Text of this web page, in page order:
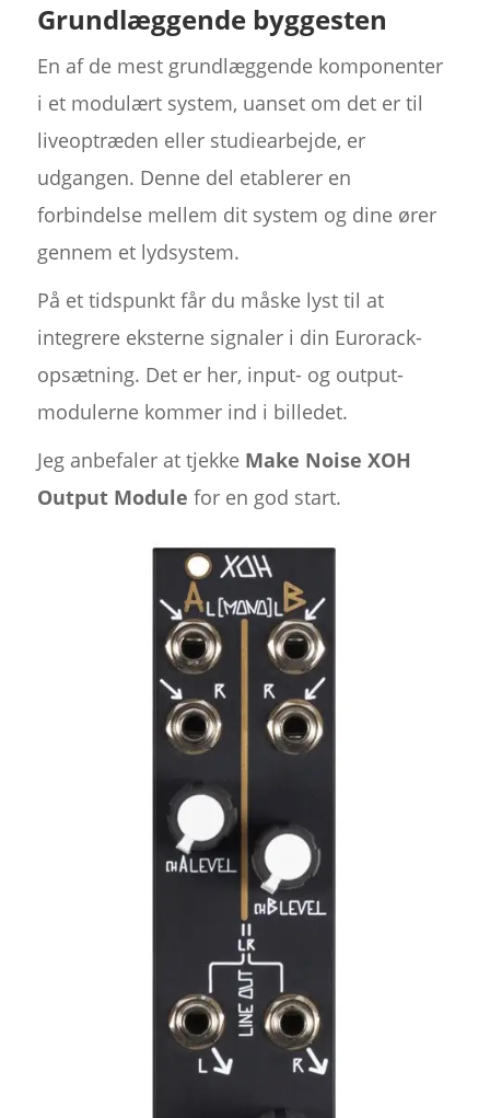
Grundlæggende byggesten
En af de mest grundlæggende komponenter
i et modulært system, uanset om det er til
liveoptræden eller studiearbejde, er
udgangen. Denne del etablerer en
forbindelse mellem dit system og dine ører
gennem et lydsystem.
På et tidspunkt får du måske lyst til at
integrere eksterne signaler i din Eurorack-
opsætning. Det er her, input- og output-
modulerne kommer ind i billedet.
Jeg anbefaler at tjekke Make Noise XOH
Output Module for en god start.